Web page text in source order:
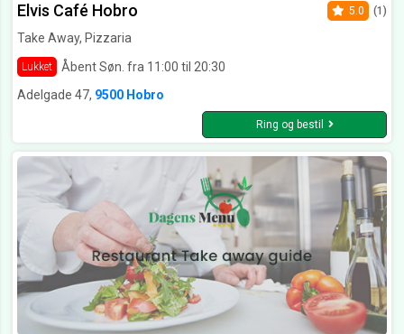
Elvis Café Hobro
Take Away, Pizzaria
Lukket Åbent Søn. fra 11:00 til 20:30
5.0 (1)
Adelgade 47, 9500 Hobro
Ring og bestil